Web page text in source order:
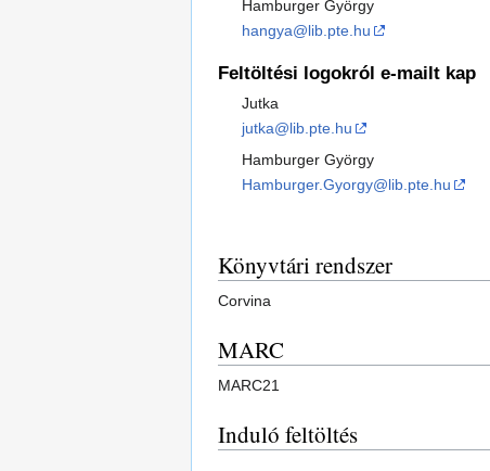
Hamburger György
hangya@lib.pte.hu
Feltöltési logokról e-mailt kap
Jutka
jutka@lib.pte.hu
Hamburger György
Hamburger.Gyorgy@lib.pte.hu
Könyvtári rendszer
Corvina
MARC
MARC21
Induló feltöltés